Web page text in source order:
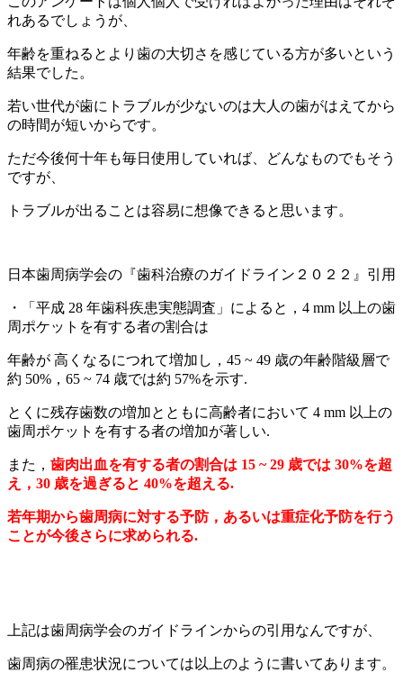
れあるでしょうが、
年齢を重ねるとより歯の大切さを感じている方が多いという
結果でした。
若い世代が歯にトラブルが少ないのは大人の歯がはえてから
の時間が短いからです。
ただ今後何十年も毎日使用していれば、どんなものでもそう
ですが、
トラブルが出ることは容易に想像できると思います。
日本歯周病学会の『歯科治療のガイドライン２０２２』引用
・「平成 28 年歯科疾患実態調査」によると，4 mm 以上の歯
周ポケットを有する者の割合は
年齢が 高くなるにつれて増加し，45 ~ 49 歳の年齢階級層で
約 50%，65 ~ 74 歳では約 57%を示す.
とくに残存歯数の増加とともに高齢者において 4 mm 以上の
歯周ポケットを有する者の増加が著しい.
また， 歯肉出血を有する者の割合は 15 ~ 29 歳では 30%を超
え，30 歳を過ぎると 40%を超える.
若年期から歯周病に対する予防，あるいは重症化予防を行う
ことが今後さらに求められる.
上記は歯周病学会のガイドラインからの引用なんですが、
歯周病の罹患状況については以上のように書いてあります。